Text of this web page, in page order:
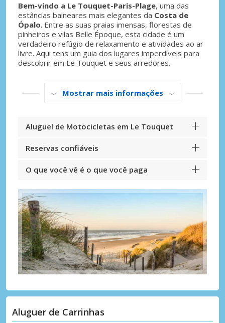
Bem-vindo a Le Touquet-Paris-Plage, uma das
estâncias balneares mais elegantes da Costa de
Ópalo. Entre as suas praias imensas, florestas de
pinheiros e vilas Belle Époque, esta cidade é um
verdadeiro refúgio de relaxamento e atividades ao ar
livre. Aqui tens um guia dos lugares imperdíveis para
descobrir em Le Touquet e seus arredores.
Mostrar mais informações
Aluguel de Motocicletas em Le Touquet
Reservas confiáveis
O que você vê é o que você paga
Aluguer de Carrinhas